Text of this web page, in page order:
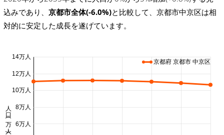
込みであり、 京都市全体(-6.0%)と比較して、京都市中京区は相
対的に安定した成長を遂げています。
6万人
8万人
10万人
12万人
14万人
人口 (万人)
京都府 京都市 中京区